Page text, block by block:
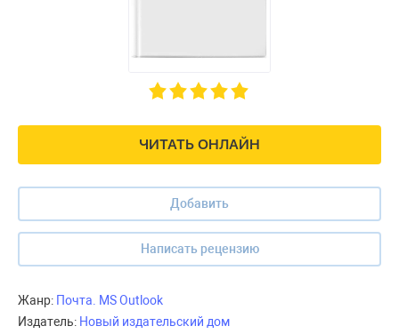
ЧИТАТЬ ОНЛАЙН
Добавить
Написать рецензию
Жанр: Почта. MS Outlook
Издатель: Новый издательский дом